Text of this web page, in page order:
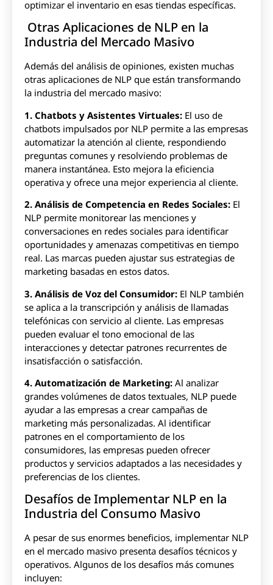
optimizar el inventario en esas tiendas específicas.
Otras Aplicaciones de NLP en la
Industria del Mercado Masivo
Además del análisis de opiniones, existen muchas
otras aplicaciones de NLP que están transformando
la industria del mercado masivo:
1. Chatbots y Asistentes Virtuales: El uso de
chatbots impulsados por NLP permite a las empresas
automatizar la atención al cliente, respondiendo
preguntas comunes y resolviendo problemas de
manera instantánea. Esto mejora la eficiencia
operativa y ofrece una mejor experiencia al cliente.
2. Análisis de Competencia en Redes Sociales: El
NLP permite monitorear las menciones y
conversaciones en redes sociales para identificar
oportunidades y amenazas competitivas en tiempo
real. Las marcas pueden ajustar sus estrategias de
marketing basadas en estos datos.
3. Análisis de Voz del Consumidor: El NLP también
se aplica a la transcripción y análisis de llamadas
telefónicas con servicio al cliente. Las empresas
pueden evaluar el tono emocional de las
interacciones y detectar patrones recurrentes de
insatisfacción o satisfacción.
4. Automatización de Marketing: Al analizar
grandes volúmenes de datos textuales, NLP puede
ayudar a las empresas a crear campañas de
marketing más personalizadas. Al identificar
patrones en el comportamiento de los
consumidores, las empresas pueden ofrecer
productos y servicios adaptados a las necesidades y
preferencias de los clientes.
Desafíos de Implementar NLP en la
Industria del Consumo Masivo
A pesar de sus enormes beneficios, implementar NLP
en el mercado masivo presenta desafíos técnicos y
operativos. Algunos de los desafíos más comunes
incluyen: